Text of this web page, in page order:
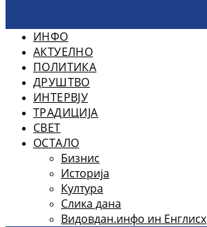
ИНФО
АКТУЕЛНО
ПОЛИТИКА
ДРУШТВО
ИНТЕРВЈУ
ТРАДИЦИЈА
СВЕТ
ОСТАЛО
Бизнис
Историја
Култура
Слика дана
Видовдан.инфо ин Енглисх